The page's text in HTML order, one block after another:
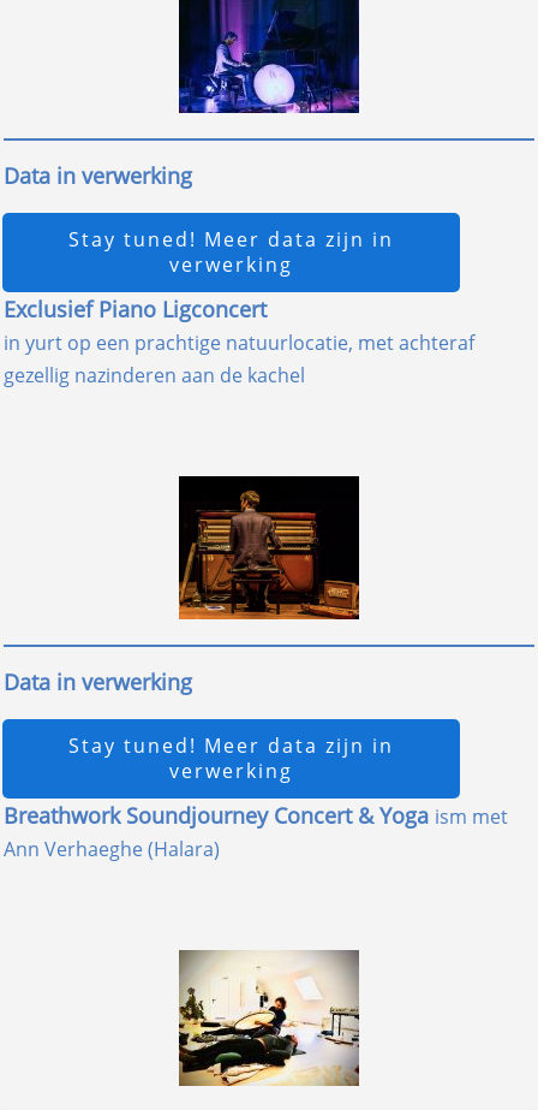
Data in verwerking
Stay tuned! Meer data zijn in
verwerking
Exclusief Piano Ligconcert
in yurt op een prachtige natuurlocatie, met achteraf
gezellig nazinderen aan de kachel
Data in verwerking
Stay tuned! Meer data zijn in
verwerking
Breathwork Soundjourney Concert & Yoga ism met
Ann Verhaeghe (Halara)